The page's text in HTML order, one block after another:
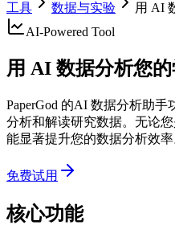
工具 数据与实验
用 AI
AI-Powered Tool
用 AI 数据分析您
PaperGod 的AI 数据分析助
分析和解读研究数据。无论
能显著提升您的数据分析效率
免费试用
核心功能